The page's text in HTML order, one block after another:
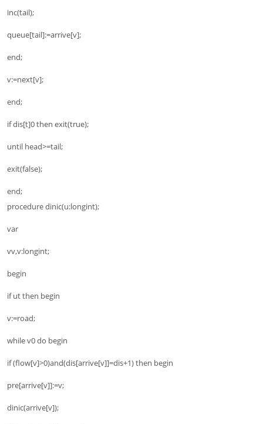
inc(tail);
queue[tail]:=arrive[v];
end;
v:=next[v];
end;
if dis[t]0 then exit(true);
until head>=tail;
exit(false);
end;
procedure dinic(u:longint);
var
vv,v:longint;
begin
if ut then begin
v:=road;
while v0 do begin
if (flow[v]>0)and(dis[arrive[v]]=dis+1) then begin
pre[arrive[v]]:=v;
dinic(arrive[v]);